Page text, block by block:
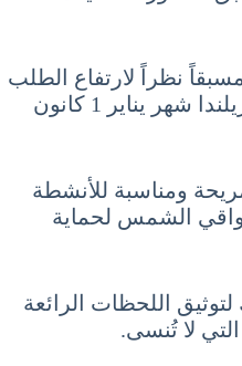
نظراً لارتفاع الطلب
بالتزامن مع السياحة في نيوزيلندا شهر يناير 1 كانون
ومناسبة للأنشطة
واقي الشمس لحماية
اللحظات الرائعة
التي لا تُنسى.